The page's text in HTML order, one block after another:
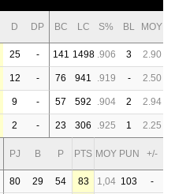
D DP BC LC S% BL MOY
25 - 141 1498 .906 3 2.90
12 - 76 941 .919 - 2.50
9 - 57 592 .904 2 2.94
2 - 23 306 .925 1 2.25
PJ B P PTS MOY PUN +/-
80 29 54 83 1,04 103 -